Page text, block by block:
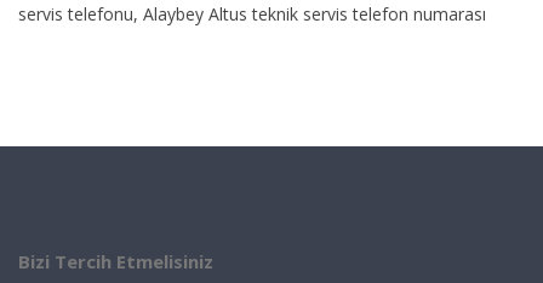
servis telefonu, Alaybey Altus teknik servis telefon numarası
Bizi Tercih Etmelisiniz